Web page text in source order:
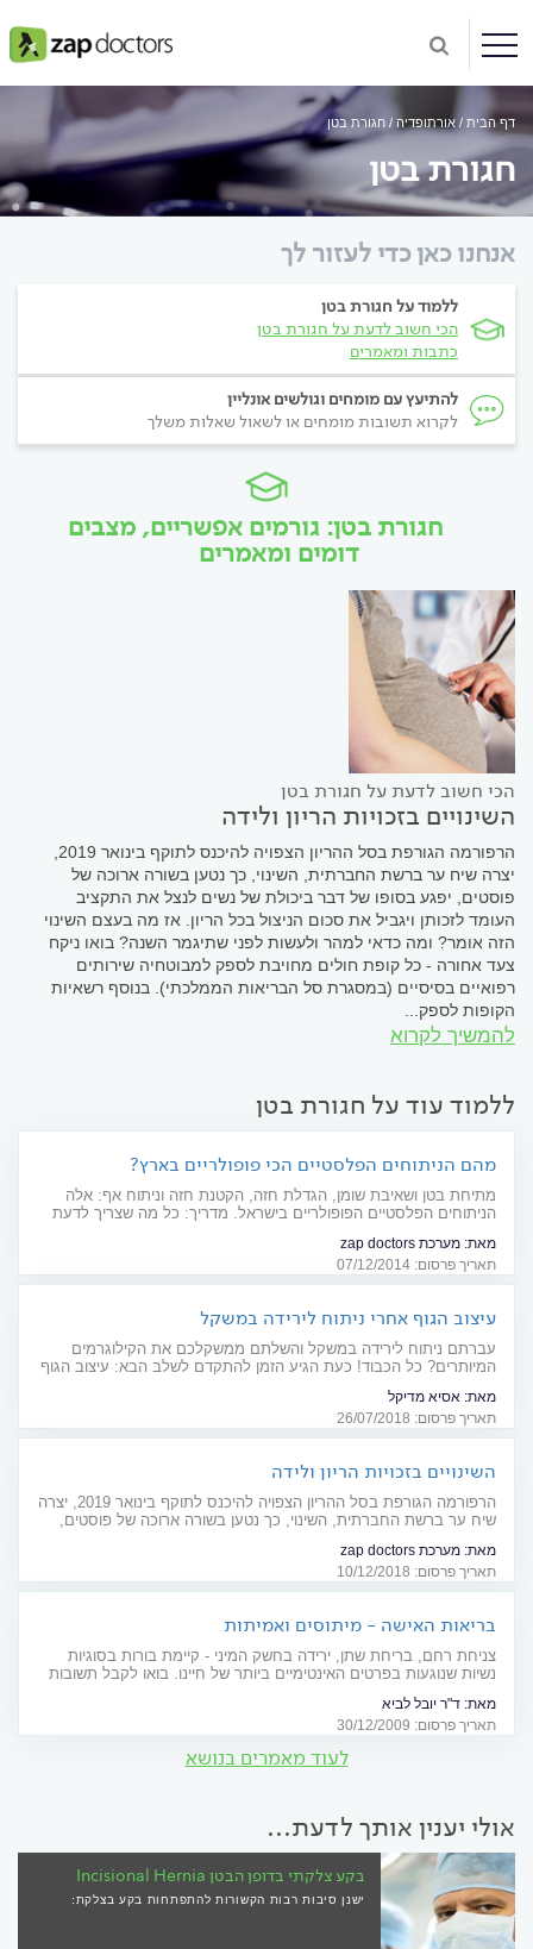
דף הבית אורתופדיה חגורת בטן
חגורת בטן
אנחנו כאן כדי לעזור לך
ללמוד על חגורת בטן
הכי חשוב לדעת על חגורת בטן
כתבות ומאמרים
להתיעץ עם מומחים וגולשים אונליין
לקרוא תשובות מומחים או לשאול שאלות משלך
חגורת בטן: גורמים אפשריים, מצבים
דומים ומאמרים
הכי חשוב לדעת על חגורת בטן
השינויים בזכויות הריון ולידה
יצרה שיח ער ברשת החברתית, השינוי, כך נטען בשורה ארוכה של
פוסטים, יפגע בסופו של דבר ביכולת של נשים לנצל את התקציב
העומד לזכותן ויגביל את סכום הניצול בכל הריון. אז מה בעצם השינוי
הזה אומר? ומה כדאי למהר ולעשות לפני שתיגמר השנה? בואו ניקח
צעד אחורה - כל קופת חולים מחויבת לספק למבוטחיה שירותים
רפואיים בסיסיים (במסגרת סל הבריאות הממלכתי). בנוסף רשאיות
הקופות לספק...
להמשיך לקרוא
ללמוד עוד על חגורת בטן
מהם הניתוחים הפלסטיים הכי פופולריים בארץ?
מתיחת בטן ושאיבת שומן, הגדלת חזה, הקטנת חזה וניתוח אף: אלה
הניתוחים הפלסטיים הפופולריים בישראל. מדריך: כל מה שצריך לדעת
מאת: מערכת zap doctors
תאריך פרסום: 07/12/2014
עיצוב הגוף אחרי ניתוח לירידה במשקל
עברתם ניתוח לירידה במשקל והשלתם ממשקלכם את הקילוגרמים
המיותרים? כל הכבוד! כעת הגיע הזמן להתקדם לשלב הבא: עיצוב הגוף
קיימים ולמי הם מתאימים? על כל אלה ועוד, בכתבה שלפניכם.
מאת: אסיא מדיקל
תאריך פרסום: 26/07/2018
השינויים בזכויות הריון ולידה
הרפורמה הגורפת בסל ההריון הצפויה להיכנס לתוקף בינואר 2019, יצרה
שיח ער ברשת החברתית, השינוי, כך נטען בשורה ארוכה של פוסטים,
ויגביל את סכום הניצול בכל הריון. אז מה בעצם השינוי הזה אומר? ומה
כדאי למהר ולעשות לפני שתיגמר השנה?
מאת: מערכת zap doctors
תאריך פרסום: 10/12/2018
בריאות האישה - מיתוסים ואמיתות
צניחת רחם, בריחת שתן, ירידה בחשק המיני - קיימת בורות בסוגיות
נשיות שנוגעות בפרטים האינטימיים ביותר של חיינו. בואו לקבל תשובות
מאת: ד"ר יובל לביא
תאריך פרסום: 30/12/2009
לעוד מאמרים בנושא
אולי יענין אותך לדעת...
בקע צלקתי בדופן הבטן Incisional Hernia
ישנן סיבות רבות הקשורות להתפתחות בקע בצלקת: